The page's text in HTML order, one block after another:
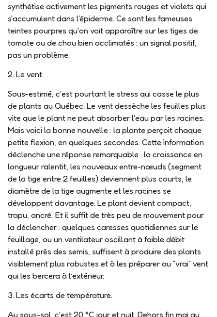
synthétise activement les pigments rouges et violets qui
s'accumulent dans l'épiderme. Ce sont les fameuses
teintes pourpres qu'on voit apparaître sur les tiges de
tomate ou de chou bien acclimatés : un signal positif,
pas un problème.
2. Le vent.
Sous-estimé, c'est pourtant le stress qui casse le plus
de plants au Québec. Le vent dessèche les feuilles plus
vite que le plant ne peut absorber l'eau par les racines.
Mais voici la bonne nouvelle : la plante perçoit chaque
petite flexion , en quelques secondes. Cette information
déclenche une réponse remarquable : la croissance en
longueur ralentit, les nouveaux entre-nœuds (segment
de la tige entre 2 feuilles) deviennent plus courts, le
diamètre de la tige augmente et les racines se
développent davantage. Le plant devient compact,
trapu, ancré. Et il suffit de très peu de mouvement pour
la déclencher : quelques caresses quotidiennes sur le
feuillage, ou un ventilateur oscillant à faible débit
installé près des semis, suffisent à produire des plants
visiblement plus robustes et à les préparer au “vrai” vent
qui les bercera à l’extérieur.
3. Les écarts de température.
Au sous-sol, c'est 20 °C jour et nuit. Dehors fin mai au